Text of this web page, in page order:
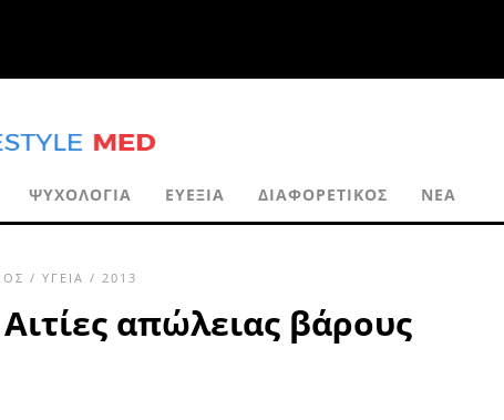
ΨΥΧΟΛΟΓΊΑ ΕΥΕΞΊΑ ΔΙΑΦΟΡΕΤΙΚΌΣ ΝΈΑ
/ ΥΓΕΊΑ / 2013
απώλειας βάρους